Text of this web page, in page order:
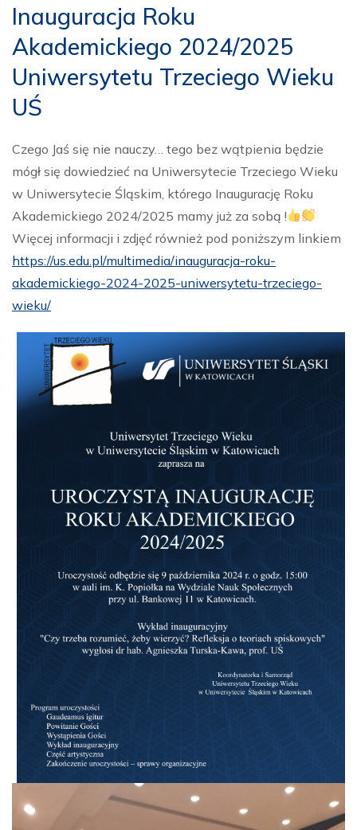
Inauguracja Roku
Akademickiego 2024/2025
Uniwersytetu Trzeciego Wieku
UŚ
Czego Jaś się nie nauczy… tego bez wątpienia będzie
mógł się dowiedzieć na Uniwersytecie Trzeciego Wieku
w Uniwersytecie Śląskim, którego Inaugurację Roku
Akademickiego 2024/2025 mamy już za sobą !
Więcej informacji i zdjęć również pod poniższym linkiem
https://us.edu.pl/multimedia/inauguracja-roku-
akademickiego-2024-2025-uniwersytetu-trzeciego-
wieku/